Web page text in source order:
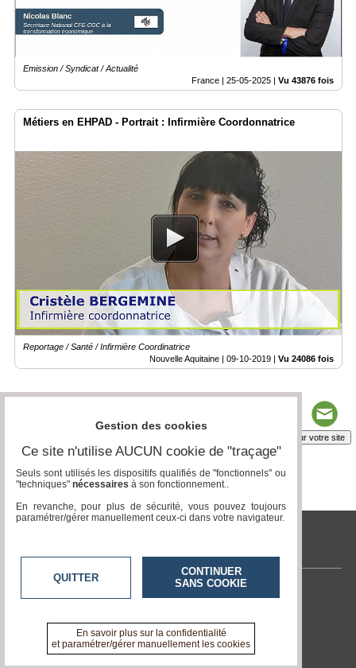
Médias
Blogs
Prémium
Inscription
annuaire
Accès
éditeur
Emission / Syndicat / Actualité
France | 25-05-2025 Vu 43876 fois
Métiers en EHPAD - Portrait : Infirmière Coordonnatrice
Reportage / Santé / Infirmière Coordinatrice
Nouvelle Aquitaine | 09-10-2019 | Vu 24086 fois
Insérez sur votre site
tvlocale.fr
Contactez-nous
A propos de tvlocale.fr
Gestion des cookies
Ce site n'utilise AUCUN cookie de "traçage"
Seuls sont utilisés les dispositifs qualifiés de "fonctionnels" ou
"techniques" nécessaires à son fonctionnement..
En revanche, pour plus de sécurité, vous pouvez toujours
paramétrer/gérer manuellement ceux-ci dans votre navigateur.
QUITTER
CONTINUER
SANS COOKIE
En savoir plus sur la confidentialité
et paramétrer/gérer manuellement les cookies